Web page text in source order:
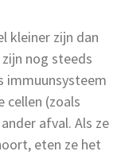
kleiner zijn dan
nog steeds
immuunsysteem
cellen (zoals
afval. Als ze
eten ze het